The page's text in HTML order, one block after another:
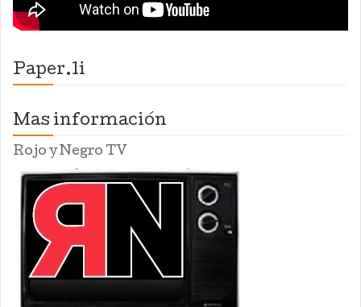
Paper.li
Mas información
Rojo y Negro TV